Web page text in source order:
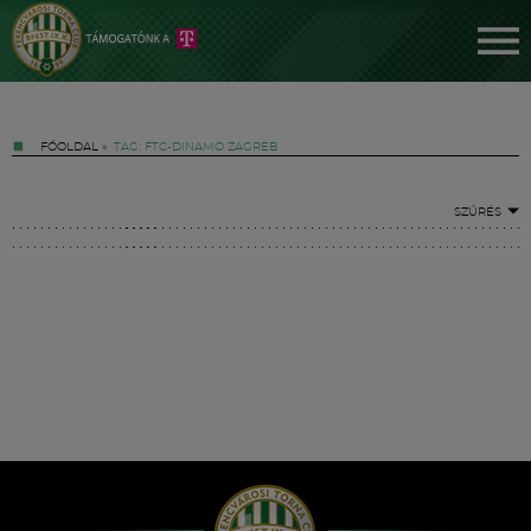
FŐOLDAL » TAG: FTC-DINAMO ZAGREB
SZŰRÉS
Hírek